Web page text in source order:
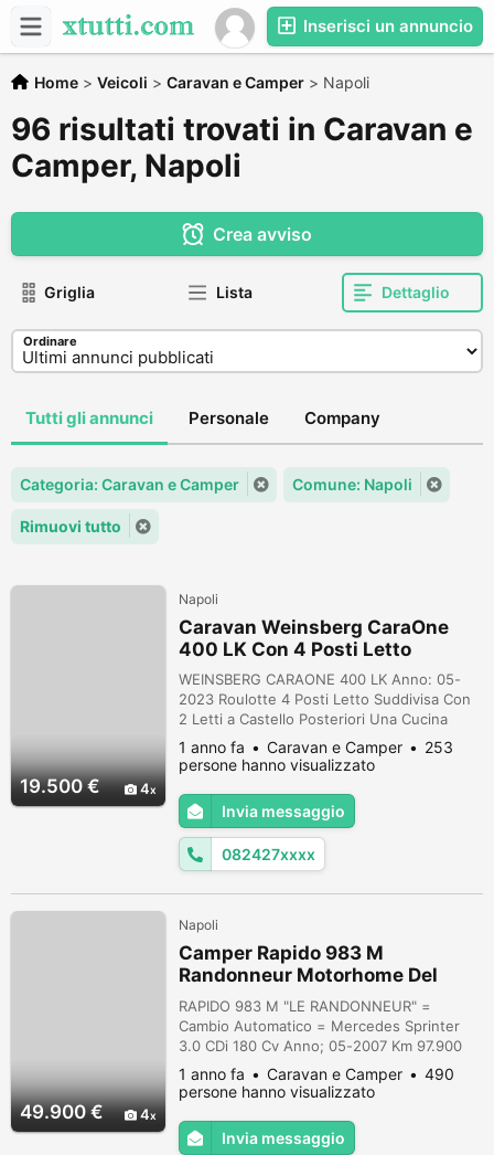
Inserisci un annuncio
Home > Veicoli > Caravan e Camper > Napoli
96 risultati trovati in Caravan e
Camper, Napoli
Crea avviso
Griglia Lista Dettaglio
Ordinare
Tutti gli annunci Personale Company
Categoria: Caravan e Camper Comune: Napoli
Rimuovi tutto
19.500 € 4
Napoli
Caravan Weinsberg CaraOne
400 LK Con 4 Posti Letto
WEINSBERG CARAONE 400 LK Anno: 05-
2023 Roulotte 4 Posti Letto Suddivisa Con
2 Letti a Castello Posteriori Una Cucina
Attrezzata Ed Un Bagno Con Doccia ed
Infine Un Letto Matrimoniale Anteriore
Trasformabile In Dinette Grande Con Tavolo
Centrale Lunghezza: 5.930 Mt Larghezza:
2.300 Mt Peso Massa Complessiva: 1.100 Kg
Accessori: Frigo Dometic Trivalente Da 98
...
1 anno fa Caravan e Camper
253
persone hanno visualizzato
Invia messaggio
082427xxxx
49.900 € 4
Napoli
Camper Rapido 983 M
Randonneur Motorhome Del
2007
RAPIDO 983 M "LE RANDONNEUR" =
Cambio Automatico = Mercedes Sprinter
3.0 CDi 180 Cv Anno; 05-2007 Km 97.900
Motorhome 4 Posti Letto Di Alta Qualità
Compatto Con Un Letto Matrimoniale In
Coda Trasversale Con Garage Grande
Sottostante Una Zona Giorno Con Dinette
Grande e Tavolo Centrale Living Un
1 anno fa Caravan e Camper
490
persone hanno visualizzato
Invia messaggio